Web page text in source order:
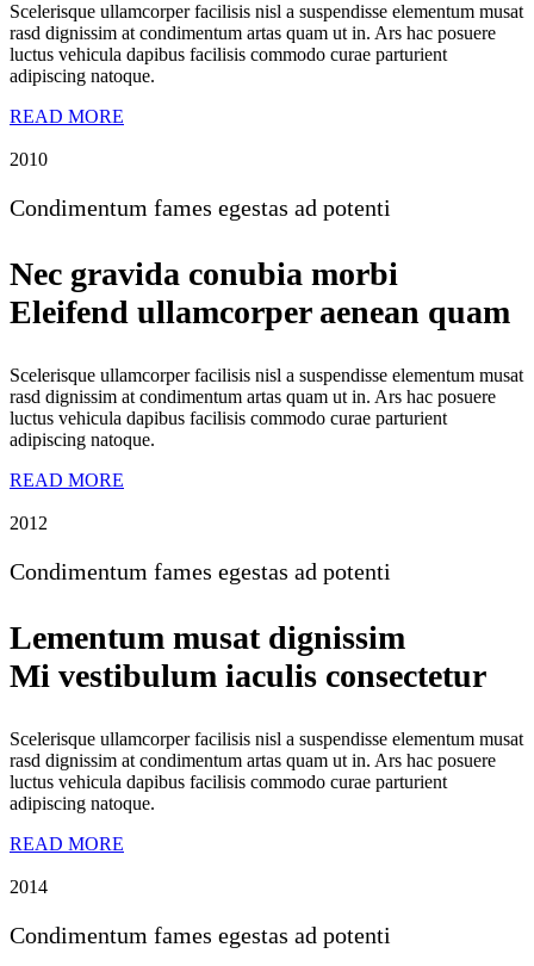
Scelerisque ullamcorper facilisis nisl a suspendisse elementum musat
rasd dignissim at condimentum artas quam ut in. Ars hac posuere
luctus vehicula dapibus facilisis commodo curae parturient
adipiscing natoque.
READ MORE
2010
Condimentum fames egestas ad potenti
Nec gravida conubia morbi
Eleifend ullamcorper aenean quam
Scelerisque ullamcorper facilisis nisl a suspendisse elementum musat
rasd dignissim at condimentum artas quam ut in. Ars hac posuere
luctus vehicula dapibus facilisis commodo curae parturient
adipiscing natoque.
READ MORE
2012
Condimentum fames egestas ad potenti
Lementum musat dignissim
Mi vestibulum iaculis consectetur
Scelerisque ullamcorper facilisis nisl a suspendisse elementum musat
rasd dignissim at condimentum artas quam ut in. Ars hac posuere
luctus vehicula dapibus facilisis commodo curae parturient
adipiscing natoque.
READ MORE
2014
Condimentum fames egestas ad potenti